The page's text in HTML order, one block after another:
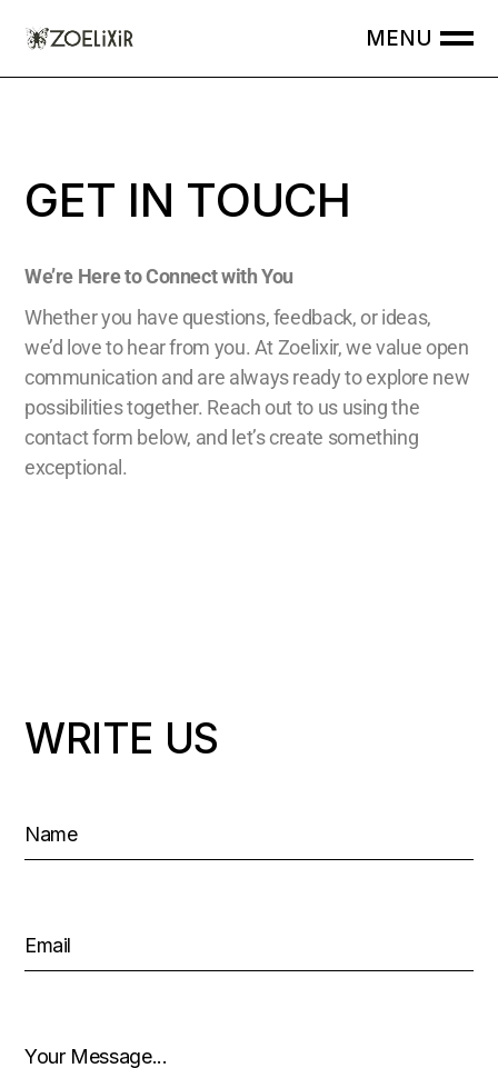
GET IN TOUCH
We’re Here to Connect with You
Whether you have questions, feedback, or ideas,
we’d love to hear from you. At Zoelixir, we value open
communication and are always ready to explore new
possibilities together. Reach out to us using the
contact form below, and let’s create something
exceptional.
WRITE US